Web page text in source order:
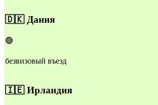
🇩🇰 Дания
🟢
безвизовый въезд
🇮🇪Ирландия